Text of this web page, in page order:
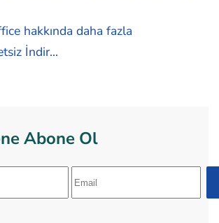
hakkında daha fazla
İndir...
Abone Ol